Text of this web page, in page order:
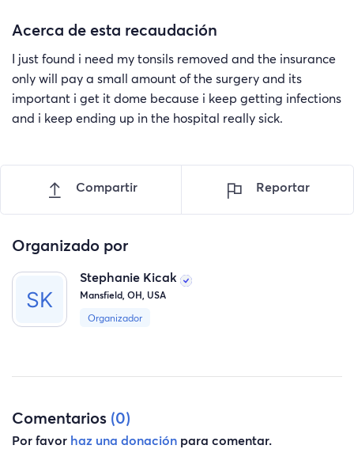
Acerca de esta recaudación
I just found i need my tonsils removed and the insurance
only will pay a small amount of the surgery and its
important i get it dome because i keep getting infections
and i keep ending up in the hospital really sick.
Compartir Reportar
Organizado por
Stephanie Kicak
Mansfield, OH, USA
Organizador
Comentarios (0)
Por favor haz una donación para comentar.